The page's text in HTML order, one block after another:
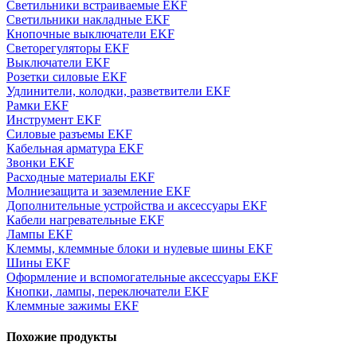
Светильники встраиваемые EKF
Светильники накладные EKF
Кнопочные выключатели EKF
Светорегуляторы EKF
Выключатели EKF
Розетки силовые EKF
Удлинители, колодки, разветвители EKF
Рамки EKF
Инструмент EKF
Силовые разъемы EKF
Кабельная арматура EKF
Звонки EKF
Расходные материалы EKF
Молниезащита и заземление EKF
Дополнительные устройства и аксессуары EKF
Кабели нагревательные EKF
Лампы EKF
Клеммы, клеммные блоки и нулевые шины EKF
Шины EKF
Оформление и вспомогательные аксессуары EKF
Кнопки, лампы, переключатели EKF
Клеммные зажимы EKF
Похожие продукты